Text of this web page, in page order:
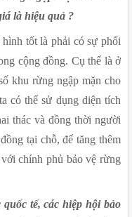
là hiệu quả ?
tốt là phải có sự phối
cộng đồng. Cụ thể là ở
khu rừng ngập mặn cho
có thể sử dụng diện tích
thác và đồng thời người
tại chỗ, để tăng thêm
chính phủ bảo vệ rừng
tế, các hiệp hội bảo